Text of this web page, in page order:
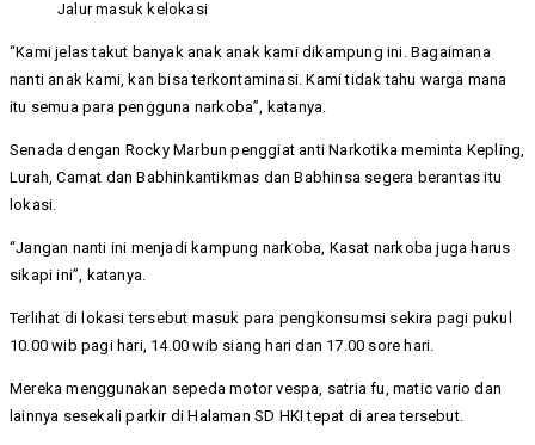
Jalur masuk kelokasi
“Kami jelas takut banyak anak anak kami dikampung ini. Bagaimana
nanti anak kami, kan bisa terkontaminasi. Kami tidak tahu warga mana
itu semua para pengguna narkoba”, katanya.
Senada dengan Rocky Marbun penggiat anti Narkotika meminta Kepling,
Lurah, Camat dan Babhinkantikmas dan Babhinsa segera berantas itu
lokasi.
“Jangan nanti ini menjadi kampung narkoba, Kasat narkoba juga harus
sikapi ini”, katanya.
Terlihat di lokasi tersebut masuk para pengkonsumsi sekira pagi pukul
10.00 wib pagi hari, 14.00 wib siang hari dan 17.00 sore hari.
Mereka menggunakan sepeda motor vespa, satria fu, matic vario dan
lainnya sesekali parkir di Halaman SD HKI tepat di area tersebut.